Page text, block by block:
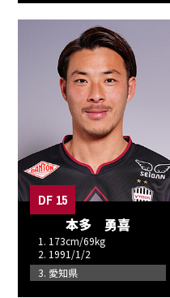
DF 15
本多 勇喜
1. 173cm/69kg
2. 1991/1/2
3. 愛知県